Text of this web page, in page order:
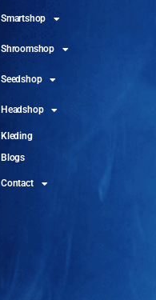
Smartshop
Shroomshop
Seedshop
Headshop
Kleding
Blogs
Contact